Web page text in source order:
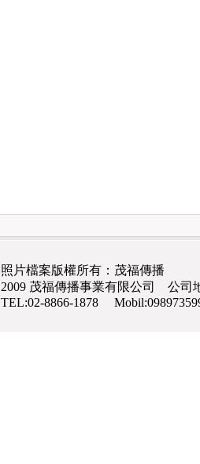
照片檔案版權所有：茂福傳播
2009 茂福傳播事業有限公司 公司
TEL:02-8866-1878